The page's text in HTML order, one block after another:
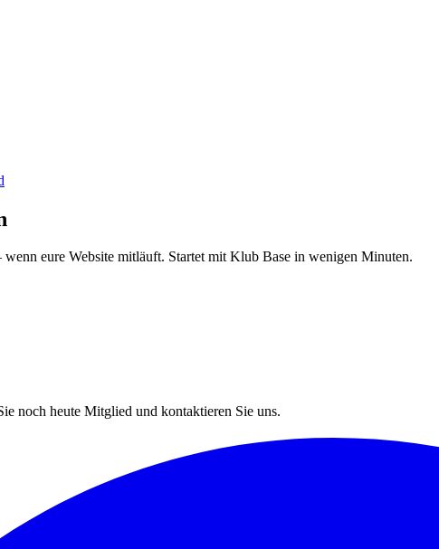
wenn eure Website mitläuft. Startet mit Klub Base in wenigen Minuten.
noch heute Mitglied und kontaktieren Sie uns.